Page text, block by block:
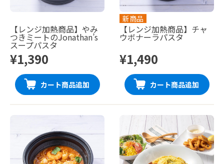
【レンジ加熱商品】やみ
つきミートのJonathan’s
スープパスタ
¥1,390
カート商品追加
新商品
【レンジ加熱商品】チャ
ウボナーラパスタ
¥1,490
カート商品追加